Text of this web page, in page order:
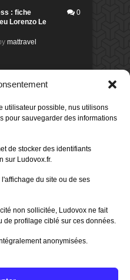
utilisateur possible, nus utilisons
pour sauvegarder des informations
de stocker des identifiants
sur Ludovox.fr.
du site ou de ses
non sollicitée, Ludovox ne fait
de profilage ciblé sur ces données.
anonymisées.
: fiche
Lorenzo Le
mattravel
0
a 2 jours
Box - Ciao
4 jours
80%
Box - Ciao